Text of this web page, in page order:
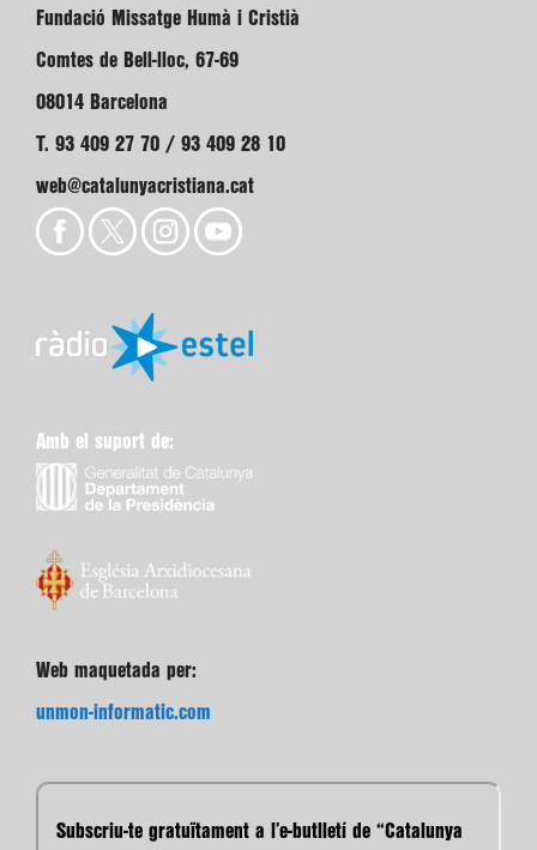
Fundació Missatge Humà i Cristià
Comtes de Bell-lloc, 67-69
08014 Barcelona
T. 93 409 27 70 / 93 409 28 10
web@catalunyacristiana.cat
Amb el suport de:
Web maquetada per:
unmon-informatic.com
Subscriu-te gratuïtament a l’e-butlletí de “Catalunya